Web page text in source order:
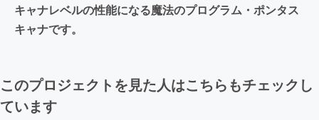
キャナレベルの性能になる魔法のプログラム・ポンタス
キャナです。
このプロジェクトを見た人はこちらもチェックし
ています